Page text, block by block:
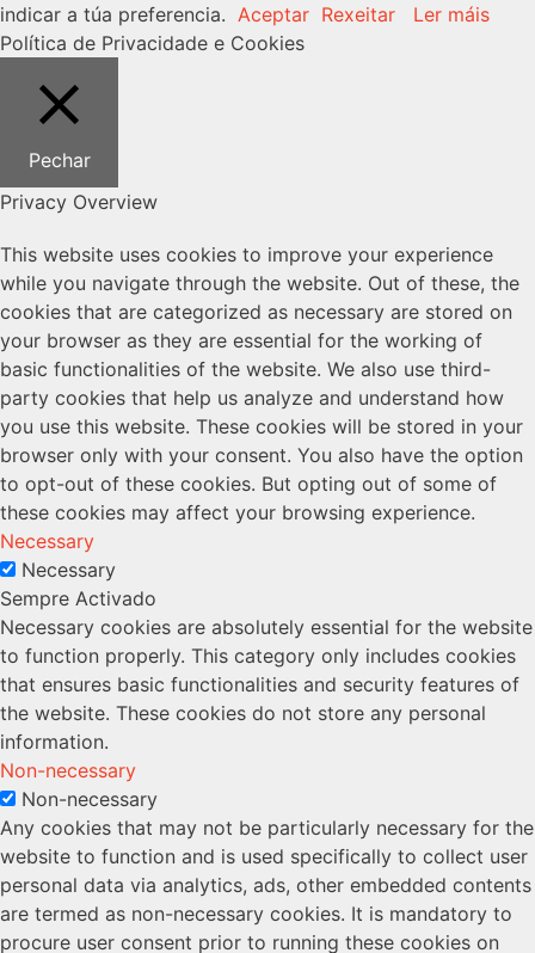
indicar a túa preferencia. Aceptar Rexeitar
Ler máis
Política de Privacidade e Cookies
Pechar
Privacy Overview
This website uses cookies to improve your experience
while you navigate through the website. Out of these, the
cookies that are categorized as necessary are stored on
your browser as they are essential for the working of
basic functionalities of the website. We also use third-
party cookies that help us analyze and understand how
you use this website. These cookies will be stored in your
browser only with your consent. You also have the option
to opt-out of these cookies. But opting out of some of
these cookies may affect your browsing experience.
Necessary
Necessary
Sempre Activado
Necessary cookies are absolutely essential for the website
to function properly. This category only includes cookies
that ensures basic functionalities and security features of
the website. These cookies do not store any personal
information.
Non-necessary
Non-necessary
Any cookies that may not be particularly necessary for the
website to function and is used specifically to collect user
personal data via analytics, ads, other embedded contents
are termed as non-necessary cookies. It is mandatory to
procure user consent prior to running these cookies on